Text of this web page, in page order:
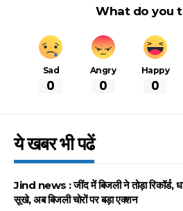
What do you
Sad
0
Angry
0
Happy
0
ये खबर भी पढें
Jind news : जींद में बिजली ने तोड़ा रिकॉर्ड,
सूखे, अब बिजली चोरों पर बड़ा एक्शन